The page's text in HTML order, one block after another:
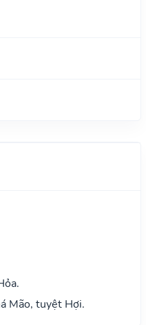
Mão, tuyệt Hợi.